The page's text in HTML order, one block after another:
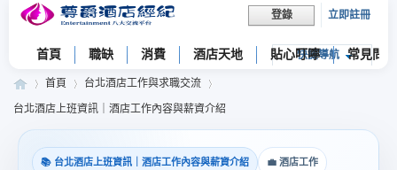
登錄 立即註冊
快捷導航
首頁 職缺 消費 酒店天地 貼心叮嚀 常見問題
»
首頁
›
台北酒店工作與求職交流
›
台北酒店上班資訊｜酒店工作內容與薪資介紹
📚 台北酒店上班資訊｜酒店工作內容與薪資介紹 💼 酒店工作